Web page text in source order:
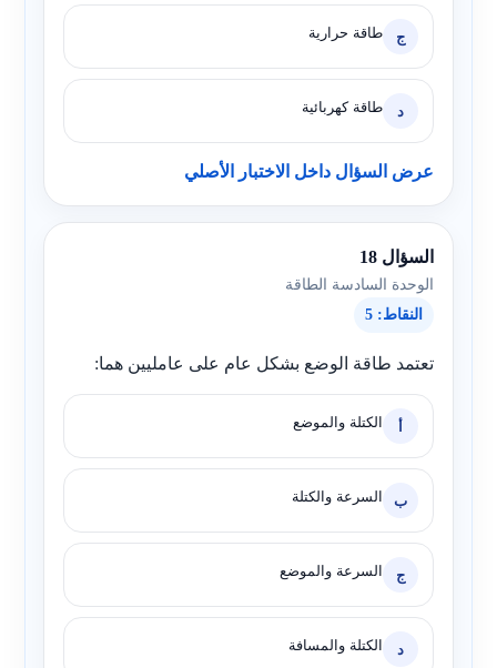
ج طاقة حرارية
د طاقة كهربائية
عرض السؤال داخل الاختبار الأصلي
السؤال 18
الوحدة السادسة الطاقة
النقاط: 5
تعتمد طاقة الوضع بشكل عام على عامليين هما:
أ الكتلة والموضع
ب السرعة والكتلة
ج السرعة والموضع
د الكتلة والمسافة